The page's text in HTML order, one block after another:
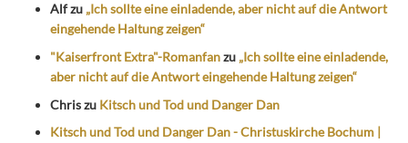
Alfzu „Ich sollte eine einladende, aber nicht auf die Antwort
eingehende Haltung zeigen“
"Kaiserfront Extra"-Romanfanzu „Ich sollte eine einladende,
aber nicht auf die Antwort eingehende Haltung zeigen“
Chriszu Kitsch und Tod und Danger Dan
Kitsch und Tod und Danger Dan - Christuskirche Bochum |